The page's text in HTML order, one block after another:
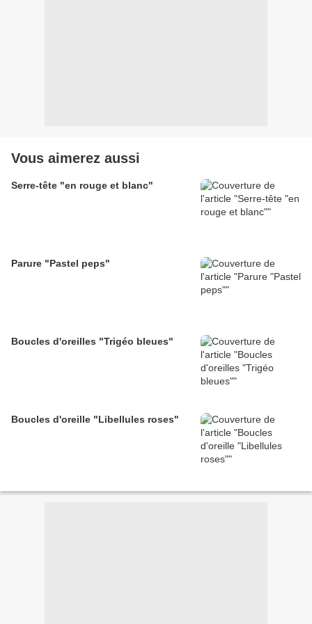
Vous aimerez aussi
Serre-tête "en rouge et blanc"
Parure "Pastel peps"
Boucles d'oreilles "Trigéo bleues"
Boucles d'oreille "Libellules roses"